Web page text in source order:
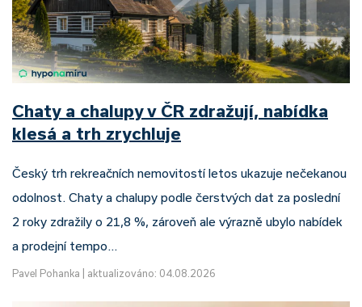
Chaty a chalupy v ČR zdražují, nabídka
klesá a trh zrychluje
Český trh rekreačních nemovitostí letos ukazuje nečekanou
odolnost. Chaty a chalupy podle čerstvých dat za poslední
2 roky zdražily o 21,8 %, zároveň ale výrazně ubylo nabídek
a prodejní tempo…
Pavel Pohanka aktualizováno: 04.08.2026